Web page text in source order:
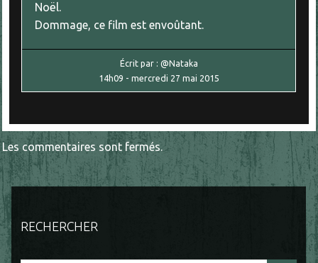
Noël.
Dommage, ce film est envoûtant.
Écrit par : @Nataka
14h09 - mercredi 27 mai 2015
Les commentaires sont fermés.
RECHERCHER